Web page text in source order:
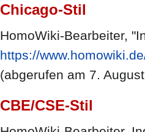
Chicago-Stil
HomoWiki-Bearbeiter,
https://
(abgerufen am 7.
CBE/CSE-Stil